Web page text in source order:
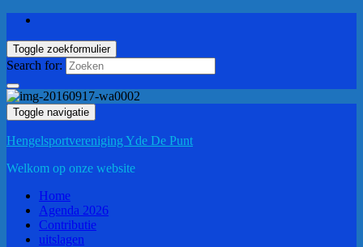
Toggle zoekformulier
Search for:
Toggle navigatie
Hengelsportvereniging Yde De Punt
Welkom op onze website
Home
Agenda 2026
Contributie
uitslagen